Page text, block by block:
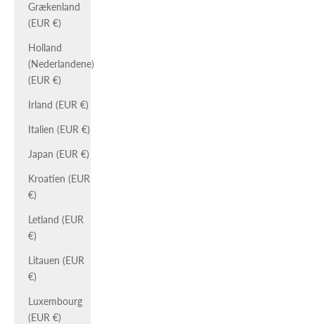
Grækenland
(EUR €)
Holland
(Nederlandene)
(EUR €)
Irland (EUR €)
Italien (EUR €)
Japan (EUR €)
Kroatien (EUR
€)
Letland (EUR
€)
Litauen (EUR
€)
Luxembourg
(EUR €)